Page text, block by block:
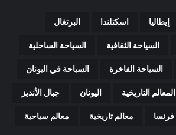
إيطاليا اسكتلندا البرتغال
السياحة الثقافية السياحة الساحلية
السياحة الفاخرة السياحة في اليونان
المعالم التاريخية اليونان جبال الأنديز
فرنسا معالم تاريخية معالم سياحية